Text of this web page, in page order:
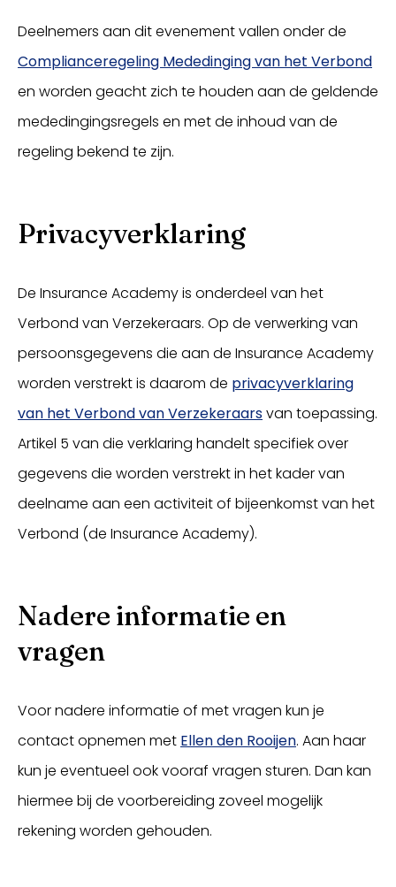
Deelnemers aan dit evenement vallen onder de
Complianceregeling Mededinging van het Verbond
en worden geacht zich te houden aan de geldende
mededingingsregels en met de inhoud van de
regeling bekend te zijn.
Privacyverklaring
De Insurance Academy is onderdeel van het
Verbond van Verzekeraars. Op de verwerking van
persoonsgegevens die aan de Insurance Academy
worden verstrekt is daarom de privacyverklaring
van het Verbond van Verzekeraarsvan toepassing.
Artikel 5 van die verklaring handelt specifiek over
gegevens die worden verstrekt in het kader van
deelname aan een activiteit of bijeenkomst van het
Verbond (de Insurance Academy).
Nadere informatie en
vragen
Voor nadere informatie of met vragen kun je
contact opnemen met Ellen den Rooijen. Aan haar
kun je eventueel ook vooraf vragen sturen. Dan kan
hiermee bij de voorbereiding zoveel mogelijk
rekening worden gehouden.